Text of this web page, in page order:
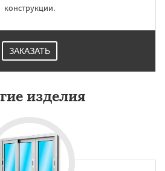
конструкции.
ЗАКАЗАТЬ
изделия